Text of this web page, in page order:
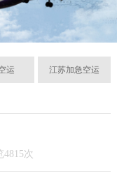
运 江苏加急空运
4815次